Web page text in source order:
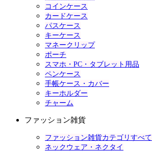
コインケース
カードケース
パスケース
キーケース
マネークリップ
ポーチ
スマホ・PC・タブレット用品
ペンケース
手帳ケース・カバー
キーホルダー
チャーム
ファッション雑貨
ファッション雑貨カテゴリすべて
ネックウェア・ネクタイ